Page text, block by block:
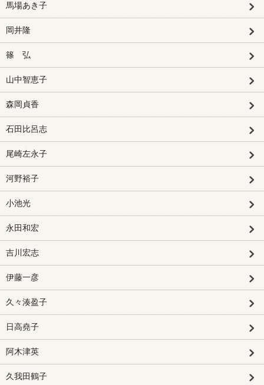
馬場あき子
岡井隆
篠 弘
山中智恵子
森岡貞香
石田比呂志
尾崎左永子
河野裕子
小池光
永田和宏
吉川宏志
伊藤一彦
久々湊盈子
日高堯子
阿木津英
久我田鶴子